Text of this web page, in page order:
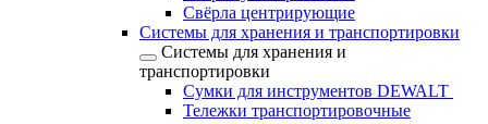
Свёрла центрирующие
Системы для хранения и транспортировки
Системы для хранения и
транспортировки
Сумки для инструментов DEWALT
Тележки транспортировочные